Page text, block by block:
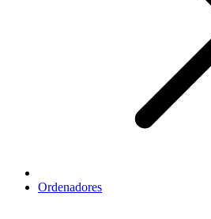
Ordenadores